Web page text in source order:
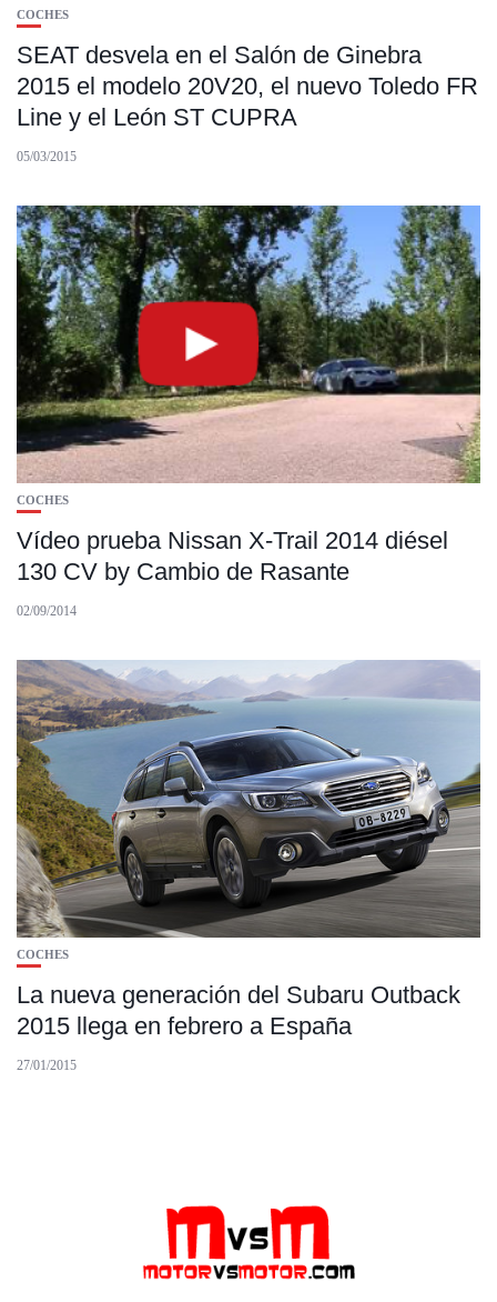
COCHES
SEAT desvela en el Salón de Ginebra
2015 el modelo 20V20, el nuevo Toledo FR
Line y el León ST CUPRA
05/03/2015
COCHES
Vídeo prueba Nissan X-Trail 2014 diésel
130 CV by Cambio de Rasante
02/09/2014
COCHES
La nueva generación del Subaru Outback
2015 llega en febrero a España
27/01/2015